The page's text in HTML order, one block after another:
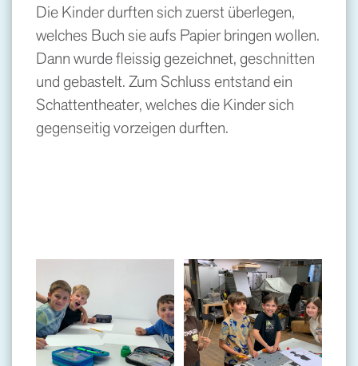
Die Kinder durften sich zuerst überlegen,
welches Buch sie aufs Papier bringen wollen.
Dann wurde fleissig gezeichnet, geschnitten
und gebastelt. Zum Schluss entstand ein
Schattentheater, welches die Kinder sich
gegenseitig vorzeigen durften.